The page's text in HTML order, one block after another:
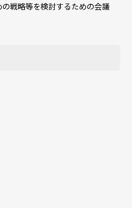
戦略等を検討するための会議